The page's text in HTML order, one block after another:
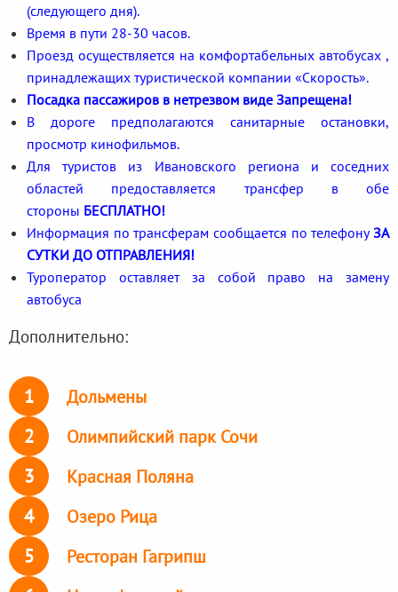
(следующего дня).
Время в пути 28-30 часов.
Проезд осуществляется на комфортабельных автобусах ,
принадлежащих туристической компании «Скорость».
Посадка пассажиров в нетрезвом виде Запрещена!
В дороге предполагаются санитарные остановки,
просмотр кинофильмов.
Для туристов из Ивановского региона и соседних
областей предоставляется трансфер в обе
стороны БЕСПЛАТНО!
Информация по трансферам сообщается по телефонуЗА
СУТКИ ДО ОТПРАВЛЕНИЯ!
Туроператор оставляет за собой право на замену
автобуса
Дополнительно:
1 Дольмены
2 Олимпийский парк Сочи
3 Красная Поляна
4 Озеро Рица
5 Ресторан Гагрипш